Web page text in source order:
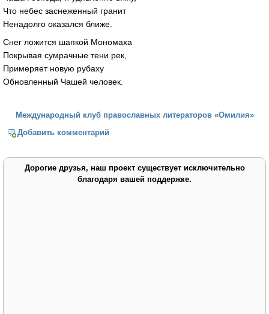
Что небес заснеженный гранит
Ненадолго оказался ближе.
Снег ложится шапкой Мономаха
Покрывая сумрачные тени рек,
Примеряет новую рубаху
Обновленный Чашей человек.
Международный клуб православных литераторов «Омилия»
Добавить комментарий
Дорогие друзья, наш проект существует исключительно
благодаря вашей поддержке.